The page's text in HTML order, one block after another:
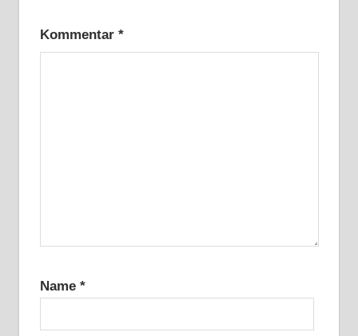
Kommentar *
Name *